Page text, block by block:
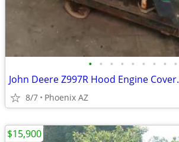
• • • • • • • • •
John Deere Z997R Hood Engine Cover.
8/7 Phoenix AZ
$15,900